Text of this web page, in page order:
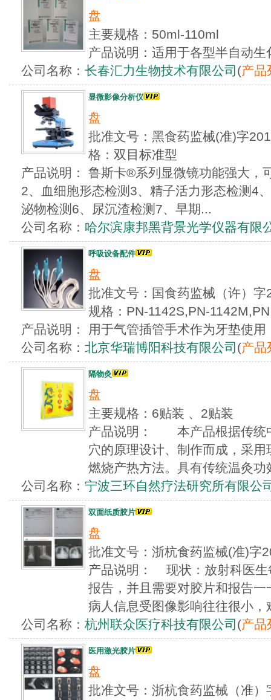
盘
主要规格：50ml-110ml
产品说明：适用于各型半自动生
公司名称： 长春汇力生物技术有限公司 (产品
显微影像分析仪
盘
批准文号：黑食药监械(准)字
格：双目标准型
产品说明： 鲁斯卡®系列显微镜功能强大，
2、血细胞形态检测3、精子活力形态检测4
泌物检测6、尿沉渣检测7、早期...
公司名称： 哈尔滨康邦黑背景光学仪器有限
呼吸设备配件
盘
批准文号：国食药监械（许
规格：PN-1142S,PN-
产品说明： 用于气管插管手术作为牙垫使用
公司名称： 北京华瑞博阳科技有限公司 (产品
隔物灸
盘
主要规格：6贴装 、2贴装
产品说明： 本产品根据传统
穴的原理设计、制作而成，采
燃烧产热方法。具有传统温灸功
公司名称： 宁波三环自然疗法研究所有限公
双面纸质胶片
盘
批准文号：浙杭食药监械(准)
产品说明： 现状：放射科医生
报告，并且需要对胶片和报告
病人信息受图像影响往往很小，
公司名称： 杭州联众医疗科技有限公司 (产品
医用激光胶片
盘
批准文号：浙杭食药监械（